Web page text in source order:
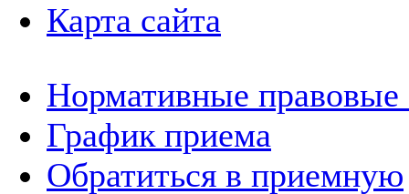
Карта сайта
Нормативные правовые
График приема
Обратиться в приемную